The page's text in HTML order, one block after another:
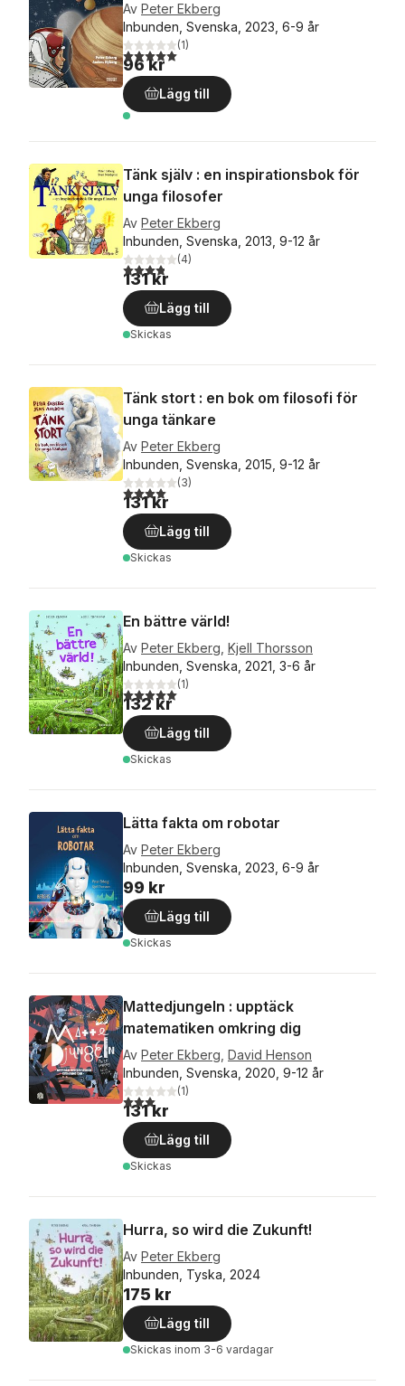
Av Peter Ekberg
Inbunden, Svenska, 2023, 6-9 år
5,0utav 5 stjärnor. Totalt antal röster:
(1)
96 kr
Lägg till
Tänk själv : en inspirationsbok för
unga filosofer
Av Peter Ekberg
Inbunden, Svenska, 2013, 9-12 år
3,8utav 5 stjärnor. Totalt antal röster:
(4)
131 kr
Lägg till
Skickas
Tänk stort : en bok om filosofi för
unga tänkare
Av Peter Ekberg
Inbunden, Svenska, 2015, 9-12 år
4,0utav 5 stjärnor. Totalt antal röster:
(3)
131 kr
Lägg till
Skickas
En bättre värld!
Av Peter Ekberg Kjell Thorsson
Inbunden, Svenska, 2021, 3-6 år
5,0utav 5 stjärnor. Totalt antal röster:
(1)
132 kr
Lägg till
Skickas
Lätta fakta om robotar
Av Peter Ekberg
Inbunden, Svenska, 2023, 6-9 år
99 kr
Lägg till
Skickas
Mattedjungeln : upptäck
matematiken omkring dig
Av Peter Ekberg David Henson
Inbunden, Svenska, 2020, 9-12 år
3,0utav 5 stjärnor. Totalt antal röster:
(1)
131 kr
Lägg till
Skickas
Hurra, so wird die Zukunft!
Av Peter Ekberg
Inbunden, Tyska, 2024
175 kr
Lägg till
Skickas inom 3-6 vardagar